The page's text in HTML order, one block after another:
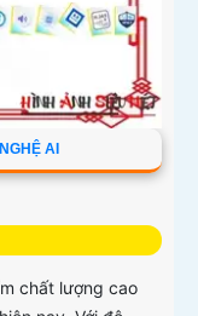
AI
chất lượng cao